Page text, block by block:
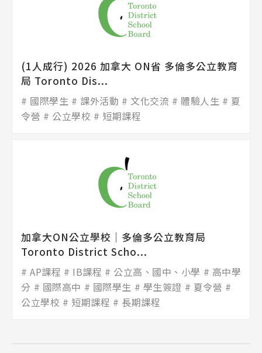
(1人成行) 2026 加拿大 ON省 多倫多公立教育
局 Toronto Dis...
國際學生 課外活動 文化交流 體驗人生
夏
令營
公立學校 短期課程
加拿大ON公立學校│多倫多公立教育局
Toronto District Scho...
AP課程 IB課程 公立高、國中、小學
高中學
分
國際高中 國際學生 學生簽證
夏令營
公立學校
短期課程 長期課程